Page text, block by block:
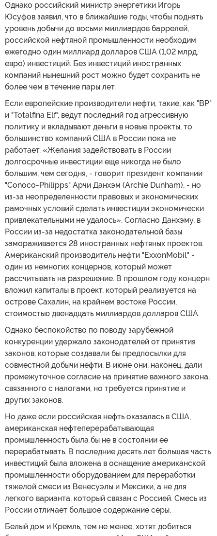
Однако российский министр энергетики Игорь
Юсуфов заявил, что в ближайшие годы, чтобы поднять
уровень добычи до восьми миллиардов баррелей,
российской нефтяной промышленности необходим
ежегодно один миллиард долларов США (1,02 млрд.
евро) инвестиций. Без инвестиций иностранных
компаний нынешний рост можно будет сохранить не
более чем в течение пары лет.
Если европейские производители нефти, такие, как "BP"
и "Totalfina Elf", ведут последний год агрессивную
политику и вкладывают деньги в новые проекты, то
большинство компаний США в России пока не
работает. «Желания задействовать в России
долгосрочные инвестиции еще никогда не было
большим, чем сегодня, - говорит президент компании
"Conoco-Philipps" Арчи Данхэм (Archie Dunham), - но
из-за неопределенности правовых и экономических
рамочных условий сделать инвестиции экономически
привлекательными не удалось». Согласно Данхэму, в
России из-за недостатка законодательной базы
замораживается 28 иностранных нефтяных проектов.
Американский производитель нефти "ExxonMobil" -
один из немногих концернов, который может
рассчитывать на разрешение. В прошлом году концерн
вложил капиталы в проект, который реализуется на
острове Сахалин, на крайнем востоке России,
стоимостью двенадцать миллиардов долларов США.
Однако беспокойство по поводу зарубежной
конкуренции удержало законодателей от принятия
законов, которые создавали бы предпосылки для
совместной добычи нефти. В июне они, наконец, дали
промежуточное согласие на принятие важного закона,
связанного с налогами, но требуется принятие и
других законов.
Но даже если российская нефть оказалась в США,
американская нефтеперерабатывающая
промышленность была бы не в состоянии ее
перерабатывать. В последние десять лет большая часть
инвестиций была вложена в оснащение американской
промышленности оборудованием для переработки
тяжелой смеси из Венесуэлы и Мексики, а не для
легкого варианта, который связан с Россией. Смесь из
России отличает большое содержание серы.
Белый дом и Кремль, тем не менее, хотят добиться